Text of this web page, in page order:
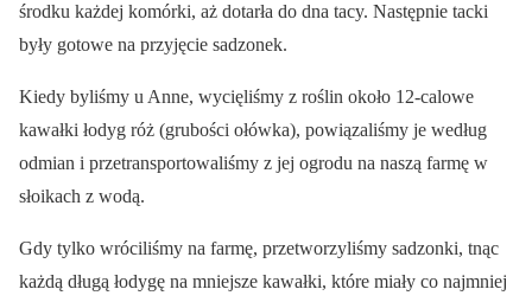
środku każdej komórki, aż dotarła do dna tacy. Następnie tacki
były gotowe na przyjęcie sadzonek.
Kiedy byliśmy u Anne, wycięliśmy z roślin około 12-calowe
kawałki łodyg róż (grubości ołówka), powiązaliśmy je według
odmian i przetransportowaliśmy z jej ogrodu na naszą farmę w
słoikach z wodą.
Gdy tylko wróciliśmy na farmę, przetworzyliśmy sadzonki, tnąc
każdą długą łodygę na mniejsze kawałki, które miały co najmniej